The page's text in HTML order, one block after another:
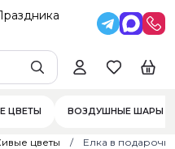
ЦВЕТЫ ВОЗДУШНЫЕ ШАРЫ
цветы Елка в